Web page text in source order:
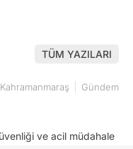
TÜM YAZILARI
Kahramanmaraş Gündem